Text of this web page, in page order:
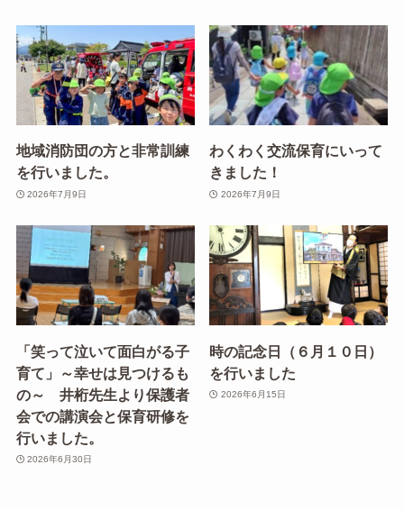
地域消防団の方と非常訓練
を行いました。
2026年7月9日
わくわく交流保育にいって
きました！
2026年7月9日
「笑って泣いて面白がる子
育て」～幸せは見つけるも
の～ 井桁先生より保護者
会での講演会と保育研修を
行いました。
2026年6月30日
時の記念日（６月１０日）
を行いました
2026年6月15日